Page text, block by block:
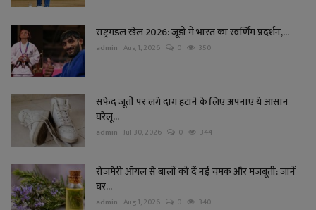
राष्ट्रमंडल खेल 2026: जूडो में भारत का स्वर्णिम प्रदर्शन,...
admin Aug 1, 2026 0 350
सफेद जूतों पर लगे दाग हटाने के लिए अपनाएं ये आसान
घरेलू...
admin Jul 30, 2026 0 344
रोजमेरी ऑयल से बालों को दें नई चमक और मजबूती: जानें
घर...
admin Aug 1, 2026 0 340